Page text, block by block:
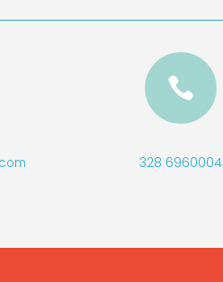

328 6960004